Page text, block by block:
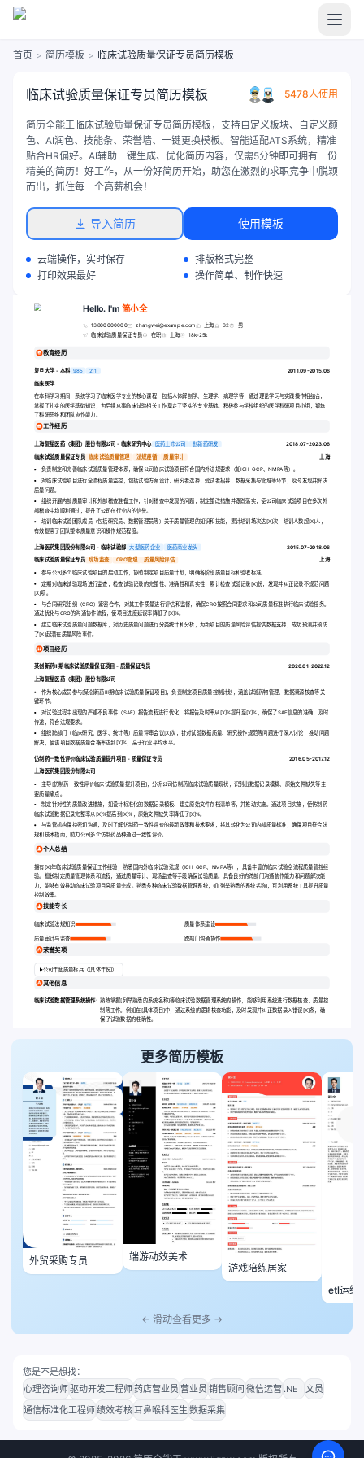
首页 > 简历模板 > 临床试验质量保证专员简历模板
临床试验质量保证专员简历模板 5478人使用
简历全能王临床试验质量保证专员简历模板，支持自定义板块、自定义颜
色、AI润色、技能条、荣誉墙、一键更换模板。智能适配ATS系统，精准
贴合HR偏好。AI辅助一键生成、优化简历内容，仅需5分钟即可拥有一份
精美的简历！好工作，从一份好简历开始，助您在激烈的求职竞争中脱颖
而出，抓住每一个高薪机会！
导入简历 使用模板
云端操作，实时保存
排版格式完整
打印效果最好
操作简单、制作快速
Hello. I'm简小全
13800000000 zhangwei@example.com 上海 32 男
临床试验质量保证专员 在职 上海 18k-25k
教育经历
复旦大学 - 本科 985 211
2011.09-2015.06
临床医学
在本科学习期间，系统学习了临床医学专业的核心课程，包括人体解剖学、生理学、病理学等，通过理论学习与实践操作相结合，
掌握了扎实的医学基础知识，为后续从事临床试验相关工作奠定了坚实的专业基础。积极参与学校组织的医学科研项目小组，锻炼
了科研思维和团队协作能力。
工作经历
上海复星医药（集团）股份有限公司 - 临床研究中心 医药上市公司 创新药研发 2018.07-2023.06
临床试验质量保证专员 临床试验质量管理 法规遵循 质量审计
上海
负责制定和完善临床试验质量管理体系，确保公司临床试验项目符合国内外法规要求（如ICH-GCP、NMPA等）。
对临床试验项目进行全流程质量监控，包括试验方案设计、研究者选择、受试者招募、数据采集与管理等环节，及时发现并解决
质量问题。
组织开展内部质量审计和外部稽查准备工作，针对稽查中发现的问题，制定整改措施并跟踪落实，使公司临床试验项目在多次外
部稽查中均顺利通过，提升了公司在行业内的信誉。
培训临床试验团队成员（包括研究员、数据管理员等）关于质量管理的知识和技能，累计培训场次达[X]次，培训人数超[X]人，
有效提高了团队整体质量意识和操作规范程度。
上海医药集团股份有限公司 - 临床试验部 大型医药企业 医药商业龙头
2015.07-2018.06
临床试验质量保证专员 现场监查 CRO管理 质量风险评估
上海
参与公司多个临床试验项目的启动工作，协助制定项目质量计划，明确各阶段质量目标和验收标准。
定期对临床试验现场进行监查，检查试验记录的完整性、准确性和真实性，累计检查试验记录[X]份，发现并纠正记录不规范问题
[X]项。
与合同研究组织（CRO）紧密合作，对其工作质量进行评估和监督，确保CRO按照合同要求和公司质量标准执行临床试验任务。
通过优化与CRO的沟通协作流程，使项目进度延误率降低了[X]%。
建立临床试验质量问题数据库，对历史质量问题进行分类统计和分析，为新项目的质量风险评估提供数据支持，成功预测并预防
了[X]起潜在质量风险事件。
项目经历
某创新药Ⅲ期临床试验质量保证项目 - 质量保证专员
2020.01-2022.12
上海复星医药（集团）股份有限公司
作为核心成员参与[某创新药Ⅲ期临床试验质量保证项目]，负责制定项目质量控制计划，涵盖试验药物管理、数据溯源核查等关
键环节。
对试验过程中出现的严重不良事件（SAE）报告流程进行优化，将报告及时率从[X]%提升至[X]%，确保了SAE信息的准确、及时
传递，符合法规要求。
组织跨部门（临床研究、医学、统计等）质量评审会议[X]次，针对试验数据质量、研究操作规范等问题进行深入讨论，推动问题
解决，使该项目数据质量合格率达到[X]%，高于行业平均水平。
仿制药一致性评价临床试验质量提升项目 - 质量保证专员
2016.05-2017.12
上海医药集团股份有限公司
主导[仿制药一致性评价临床试验质量提升项目]，分析公司仿制药临床试验质量现状，识别出数据记录模糊、原始文件缺失等主
要质量痛点。
制定针对性的质量改进措施，如设计标准化的数据记录模板、建立原始文件存档清单等，并推动实施。通过项目实施，使仿制药
临床试验数据记录完整率从[X]%提高到[X]%，原始文件缺失率降低了[X]%。
与监管机构保持密切沟通，及时了解仿制药一致性评价的最新政策和技术要求，将其转化为公司内部质量标准，确保项目符合法
规和技术指南，助力公司多个仿制药品种通过一致性评价。
个人总结
拥有[X]年临床试验质量保证工作经验，熟悉国内外临床试验法规（ICH-GCP、NMPA等），具备丰富的临床试验全流程质量管控经
验。擅长制定质量管理体系和流程，通过质量审计、现场监查等手段确保试验质量。具备良好的跨部门沟通协作能力和问题解决能
力，能够有效推动临床试验项目高质量完成。熟悉多种临床试验数据管理系统，如[列举熟悉的系统名称]，可利用系统工具提升质量
控制效率。
技能专长
临床试验法规知识 质量体系建设
质量审计与监查 跨部门沟通协作
荣誉奖项
公司年度质量标兵（[具体年份]）
其他信息
临床试验数据管理系统操作: 熟练掌握[列举熟悉的系统名称]等临床试验数据管理系统的操作，能够利用系统进行数据核查、质量控
制等工作。例如在[具体项目]中，通过系统的逻辑核查功能，及时发现并纠正数据录入错误[X]条，确
保了试验数据的准确性。
更多简历模板
外贸采购专员
端游动效美术
游戏陪练居家
etl运维
← 滑动查看更多 →
您是不是想找：
心理咨询师驱动开发工程师药店营业员 营业员 销售顾问 微信运营 .NET文员
通信标准化工程师绩效考核耳鼻喉科医生 数据采集